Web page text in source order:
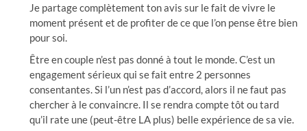
Je partage complètement ton avis sur le fait de vivre le
moment présent et de profiter de ce que l’on pense être bien
pour soi.
Être en couple n’est pas donné à tout le monde. C’est un
engagement sérieux qui se fait entre 2 personnes
consentantes. Si l’un n’est pas d’accord, alors il ne faut pas
chercher à le convaincre. Il se rendra compte tôt ou tard
qu’il rate une (peut-être LA plus) belle expérience de sa vie.